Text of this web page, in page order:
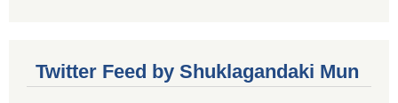
Twitter Feed by Shuklagandaki Mun